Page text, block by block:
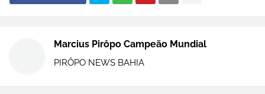
Marcius Pirôpo Campeão Mundial
PIRÔPO NEWS BAHIA